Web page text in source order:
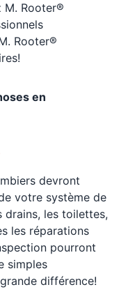
M. Rooter®
Rooter®
en
devront
votre système de
drains, les toilettes,
les réparations
pourront
simples
différence!